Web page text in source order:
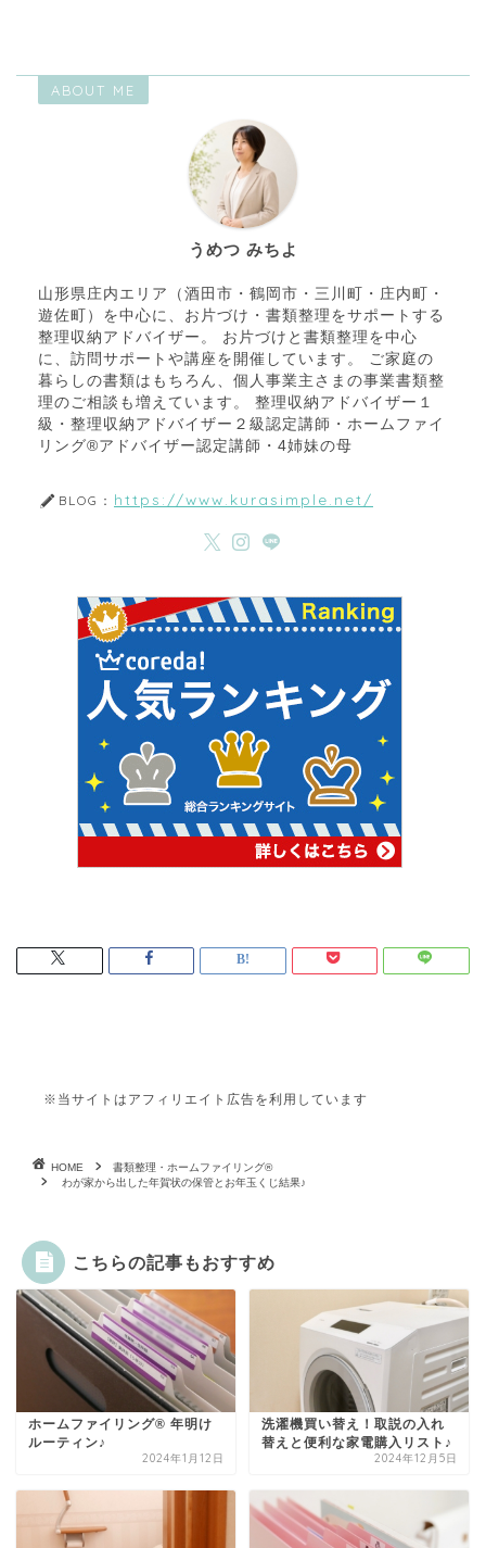
ABOUT ME
うめつ みちよ
山形県庄内エリア（酒田市・鶴岡市・三川町・庄内町・
遊佐町）を中心に、お片づけ・書類整理をサポートする
整理収納アドバイザー。 お片づけと書類整理を中心
に、訪問サポートや講座を開催しています。 ご家庭の
暮らしの書類はもちろん、個人事業主さまの事業書類整
理のご相談も増えています。 整理収納アドバイザー１
級・整理収納アドバイザー２級認定講師・ホームファイ
リング®アドバイザー認定講師・4姉妹の母
BLOG： https://www.kurasimple.net/
※当サイトはアフィリエイト広告を利用しています
HOME
書類整理・ホームファイリング®
わが家から出した年賀状の保管とお年玉くじ結果♪
こちらの記事もおすすめ
ホームファイリング® 年明け
ルーティン♪
2024年1月12日
洗濯機買い替え！取説の入れ
替えと便利な家電購入リスト♪
2024年12月5日